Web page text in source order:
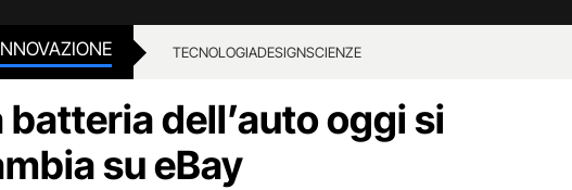
TECNOLOGIADESIGNSCIENZE
batteria dell’auto oggi si
su eBay